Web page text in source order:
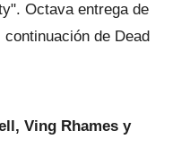
Octava entrega de
de Dead
Ving Rhames y